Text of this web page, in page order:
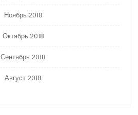
Ноябрь 2018
Октябрь 2018
Сентябрь 2018
Август 2018